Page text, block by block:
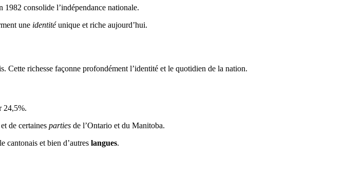
consolide l’indépendance nationale.
une identitéunique et riche aujourd’hui.
richesse façonne profondément l’identité et le quotidien de la nation.
24,5%.
de certaines parties de l’Ontario et du Manitoba.
cantonais et bien d’autres langues.